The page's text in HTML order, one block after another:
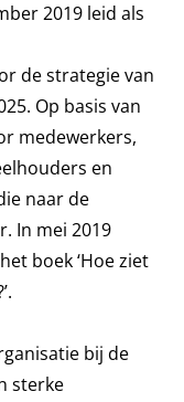
2019 leid als
de strategie van
Op basis van
medewerkers,
en
naar de
In mei 2019
boek ‘Hoe ziet
bij de
sterke